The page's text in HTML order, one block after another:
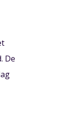
De